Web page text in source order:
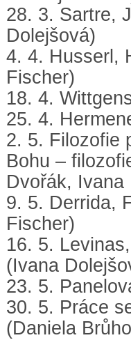
28. 3. Sartre,
Dolejšová)
4. 4. Husserl,
Fischer)
18. 4.
25. 4.
2. 5. Filozofie
Bohu –
Dvořák, Ivana
9. 5. Derrida,
Fischer)
16. 5.
(Ivana
23. 5.
30. 5. Práce
(Daniela